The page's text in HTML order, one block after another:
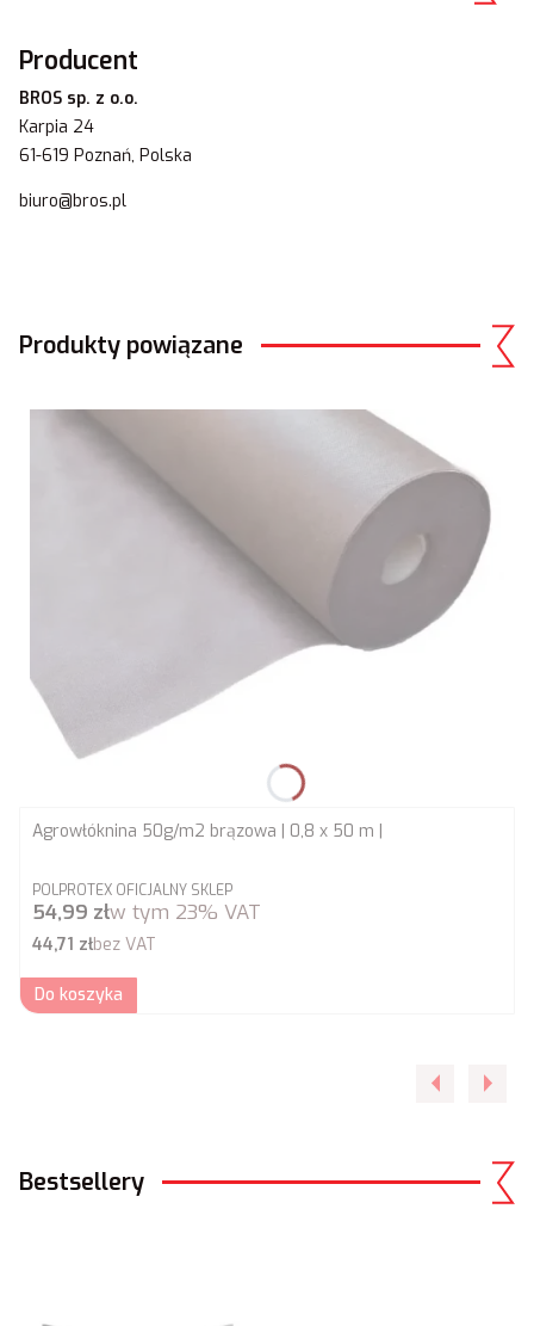
Producent
BROS sp. z o.o.
Karpia 24
61-619 Poznań, Polska
biuro@bros.pl
Produkty powiązane
Agrowłóknina 50g/m2 brązowa | 0,8 x 50 m |
PRODUCENT
POLPROTEX OFICJALNY SKLEP
Cena brutto
54,99 złw tym 23% VAT
Cena netto
44,71 złbez VAT
Do koszyka
Bestsellery